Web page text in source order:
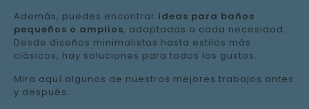
Además, puedes encontrar ideas para baños
pequeños o amplios, adaptadas a cada necesidad.
Desde diseños minimalistas hasta estilos más
clásicos, hay soluciones para todos los gustos.
Mira aquí algunos de nuestros mejores trabajos antes
y después.